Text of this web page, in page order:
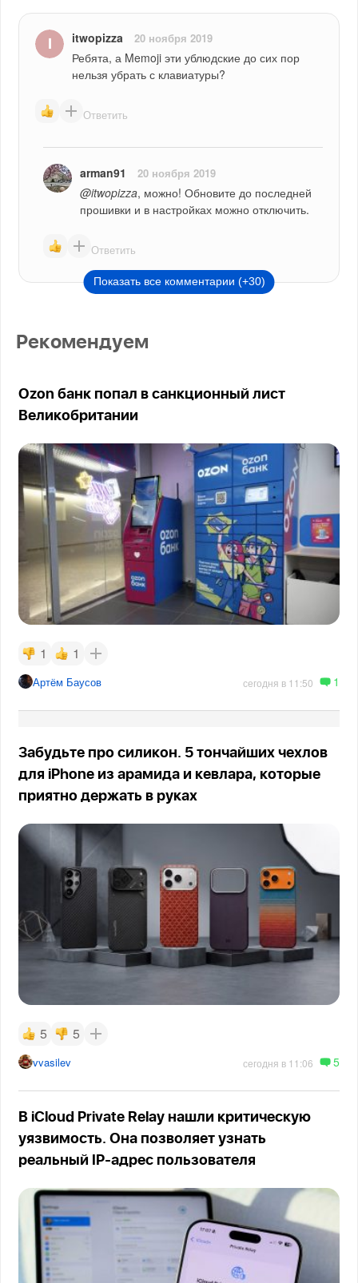
itwopizza 20 ноября 2019
Ребята, а Memoji эти ублюдские до сих пор
нельзя убрать с клавиатуры?
Ответить
arman91 20 ноября 2019
@itwopizza, можно! Обновите до последней
прошивки и в настройках можно отключить.
Ответить
Показать все комментарии (+30)
Рекомендуем
Ozon банк попал в санкционный лист
Великобритании
1 1
Артём Баусов сегодня в 11:50 1
Забудьте про силикон. 5 тончайших чехлов
для iPhone из арамида и кевлара, которые
приятно держать в руках
5 5
vvasilev сегодня в 11:06 5
В iCloud Private Relay нашли критическую
уязвимость. Она позволяет узнать
реальный IP-адрес пользователя